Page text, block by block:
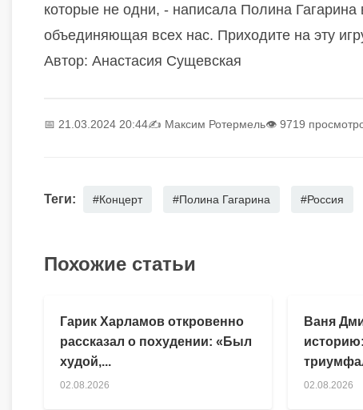
которые не одни, - написала Полина
объединяющая всех нас. Приходите на эту
Автор: Анастасия Сущевская
📅 21.03.2024 20:44✍️ Максим Ротермель👁 9719
Теги: #Концерт #Полина Гагарина #Россия
Похожие статьи
Гарик Харламов откровенно
рассказал о похудении: «Был
худой,...
02.08.2026
Ваня
02.08.2026